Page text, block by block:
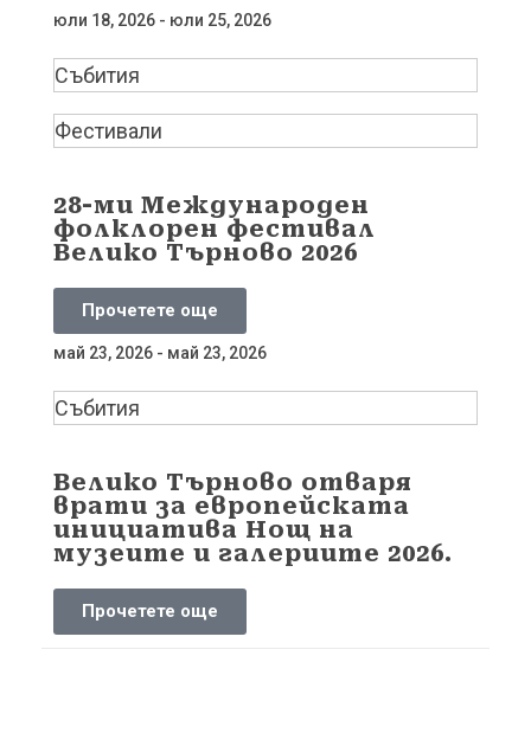
юли 18, 2026 - юли 25, 2026
Събития
Фестивали
28-ми Международен
фолклорен фестивал
Велико Търново 2026
Прочетете още
май 23, 2026 - май 23, 2026
Събития
Велико Търново отваря
врати за европейската
инициатива Нощ на
музеите и галериите 2026.
Прочетете още